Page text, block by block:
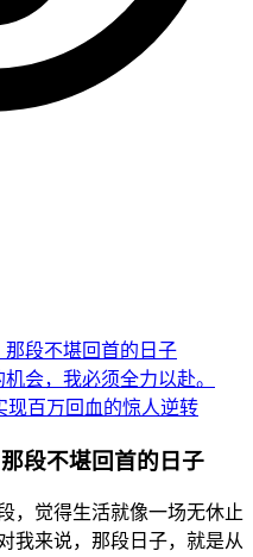
段不堪回首的日子
会，我必须全力以赴。
现百万回血的惊人逆转
段不堪回首的日子
，觉得生活就像一场无休止
我来说，那段日子，就是从